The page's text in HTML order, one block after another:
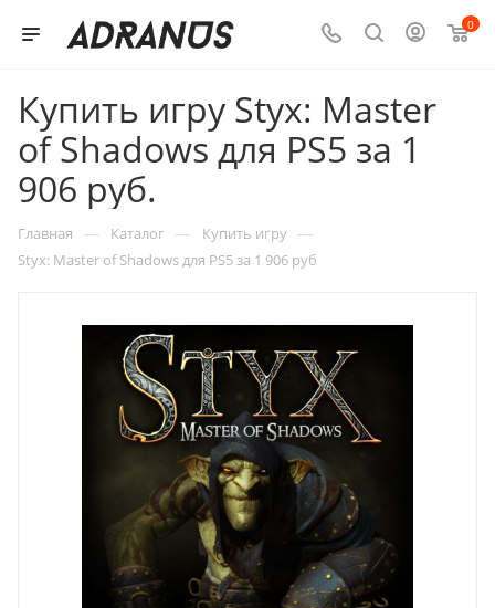
0
Купить игру Styx: Master
of Shadows для PS5 за 1
906 руб.
Главная — Каталог — Купить игру —
Styx: Master of Shadows для PS5 за 1 906 руб